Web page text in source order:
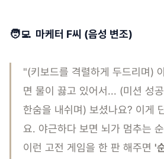
🧑‍💻 마케터 F씨 (음성 변조)
"(키보드를 격렬하게 두드리며)
면 물이 끓고 있어서... (미션 성
한숨을 내쉬며) 보셨나요? 이게
요. 야근하다 보면 뇌가 멈추는
이런 고전 게임을 한 판 해주면 '